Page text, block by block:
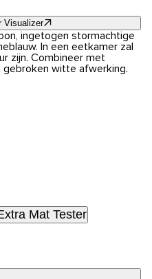
Visualizer
ingetogen stormachtige
In een eetkamer zal
zijn. Combineer met
witte afwerking.
Mat Tester